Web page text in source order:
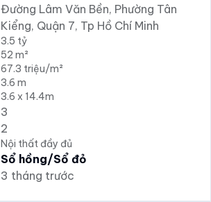
Đường Lâm Văn Bền, Phường Tân
Kiểng, Quận 7, Tp Hồ Chí Minh
3.5 tỷ
52 m²
67.3 triệu/m²
3.6 m
3.6 x 14.4m
3
2
Nội thất đầy đủ
Sổ hồng/Sổ đỏ
3 tháng trước